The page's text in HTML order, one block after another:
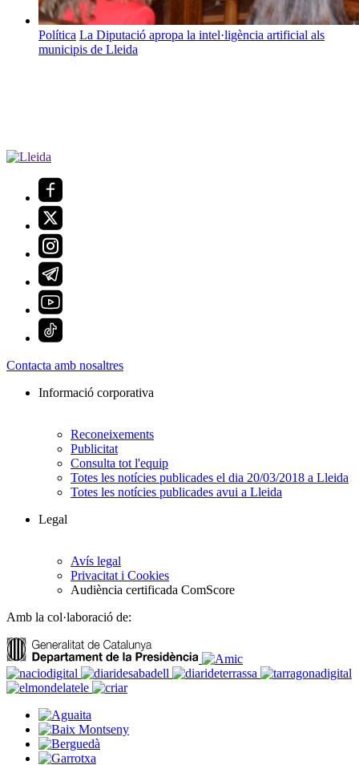
Política La Diputació apropa la intel·ligència artificial als
municipis de Lleida
Contacta amb nosaltres
Informació corporativa
Reconeixements
Publicitat
Consulta tot l'equip
Totes les notícies publicades el dia 20/03/2018 a Lleida
Totes les notícies publicades avui a Lleida
Legal
Avís legal
Privacitat i Cookies
Audiència certificada ComScore
Amb la col·laboració de: